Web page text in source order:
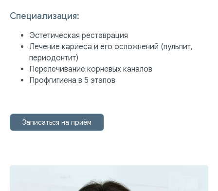
Специализация:
Эстетическая реставрация
Лечение кариеса и его осложнений (пульпит,
периодонтит)
Перелечивание корневых каналов
Профгигиена в 5 этапов
Записаться на приём